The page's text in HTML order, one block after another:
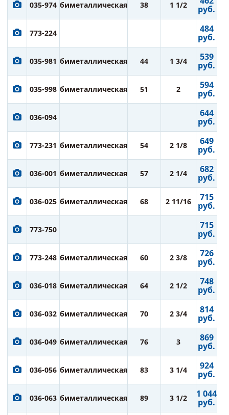
035-974 биметаллическая 38 1 1/2 руб.
773-224 484
руб.
035-981 биметаллическая 44 1 3/4 539
руб.
035-998 биметаллическая 51 2 594
руб.
036-094 644
руб.
773-231 биметаллическая 54 2 1/8 649
руб.
036-001 биметаллическая 57 2 1/4 682
руб.
036-025 биметаллическая 68 2 11/16 715
руб.
773-750 715
руб.
773-248 биметаллическая 60 2 3/8 726
руб.
036-018 биметаллическая 64 2 1/2 748
руб.
036-032 биметаллическая 70 2 3/4 814
руб.
036-049 биметаллическая 76 3 869
руб.
036-056 биметаллическая 83 3 1/4 924
руб.
036-063 биметаллическая 89 3 1/2 1 044
руб.